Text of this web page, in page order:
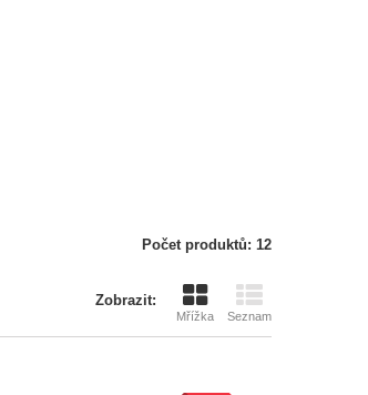
Počet produktů: 12
Zobrazit:
Mřížka Seznam